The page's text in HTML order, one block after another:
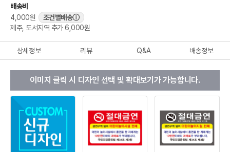
배송비
4,000원
조건별배송ⓘ
제주, 도서지역 추가 6,000원
상세정보 리뷰 Q&A 배송정보
이미지 클릭 시 디자인 선택 및 확대보기가 가능합니다.